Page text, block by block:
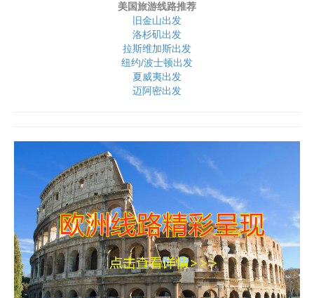
美国旅游线路推荐
旧金山出发
洛杉矶出发
拉斯维加斯出发
纽约/波士顿出发
夏威夷出发
迈阿密出发